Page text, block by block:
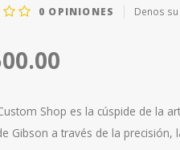
0 OPINIONES Denos
Shop es la cúspide de la
Gibson a través de la precisión,